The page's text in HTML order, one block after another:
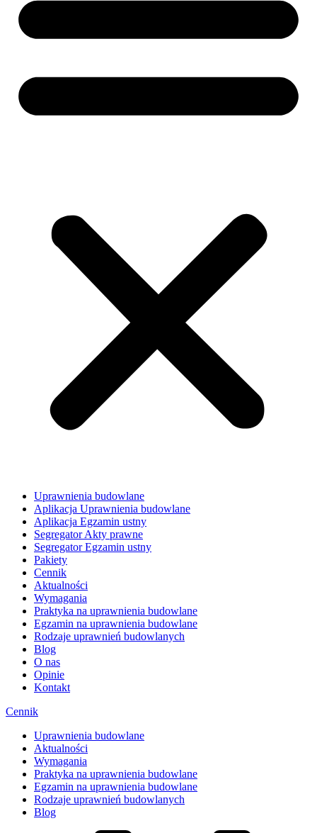
Uprawnienia budowlane
Aplikacja Uprawnienia budowlane
Aplikacja Egzamin ustny
Segregator Akty prawne
Segregator Egzamin ustny
Pakiety
Cennik
Aktualności
Wymagania
Praktyka na uprawnienia budowlane
Egzamin na uprawnienia budowlane
Rodzaje uprawnień budowlanych
Blog
O nas
Opinie
Kontakt
Cennik
Uprawnienia budowlane
Aktualności
Wymagania
Praktyka na uprawnienia budowlane
Egzamin na uprawnienia budowlane
Rodzaje uprawnień budowlanych
Blog